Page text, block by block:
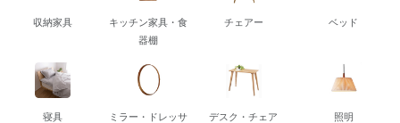
収納家具
キッチン家具・食
器棚
チェアー ベッド
寝具
ミラー・ドレッサ
デスク・チェア 照明